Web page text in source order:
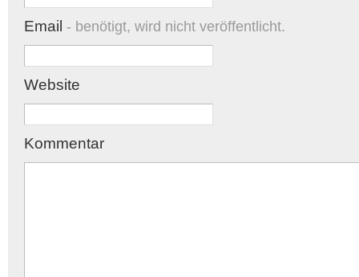
Email - benötigt, wird nicht veröffentlicht.
Website
Kommentar